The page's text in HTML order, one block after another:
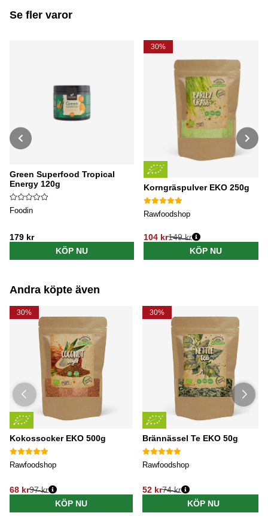
Se fler varor
Green Superfood Tropical
Energy 120g
Foodin
179 kr
KÖP NU
30%
Korngräspulver EKO 250g
Rawfoodshop
104 kr
Ordinarie pris:
149 kr
KÖP NU
Andra köpte även
30%
Kokossocker EKO 500g
Rawfoodshop
68 kr97 kr
KÖP NU
30%
Brännässel Te EKO 50g
Rawfoodshop
52 kr74 kr
KÖP NU